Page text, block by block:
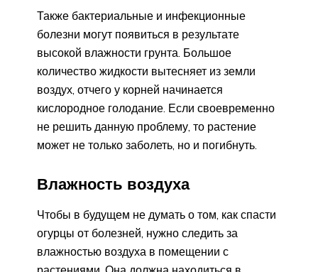
Также бактериальные и инфекционные
болезни могут появиться в результате
высокой влажности грунта. Большое
количество жидкости вытесняет из земли
воздух, отчего у корней начинается
кислородное голодание. Если своевременно
не решить данную проблему, то растение
может не только заболеть, но и погибнуть.
Влажность воздуха
Чтобы в будущем не думать о том, как спасти
огурцы от болезней, нужно следить за
влажностью воздуха в помещении с